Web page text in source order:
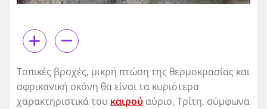
Τοπικές βροχές, μικρή πτώση της θερμοκρασίας και
αφρικανική σκόνη θα είναι τα κυριότερα
χαρακτηριστικά του καιρού αύριο, Τρίτη, σύμφωνα